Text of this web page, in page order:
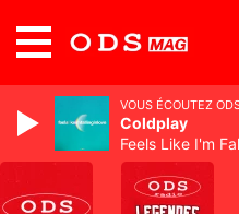
VOUS ÉCOUTEZ
Coldplay
Feels Like I'm